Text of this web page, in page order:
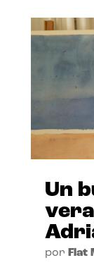
Un
por Flat